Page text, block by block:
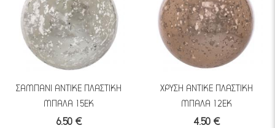
ΣΑΜΠΑΝΙ ΑΝΤΙΚΕ ΠΛΑΣΤΙΚΗ
ΜΠΑΛΑ 15ΕΚ
6.50 €
ΧΡΥΣΗ ΑΝΤΙΚΕ ΠΛΑΣΤΙΚΗ
ΜΠΑΛΑ 12ΕΚ
4.50 €